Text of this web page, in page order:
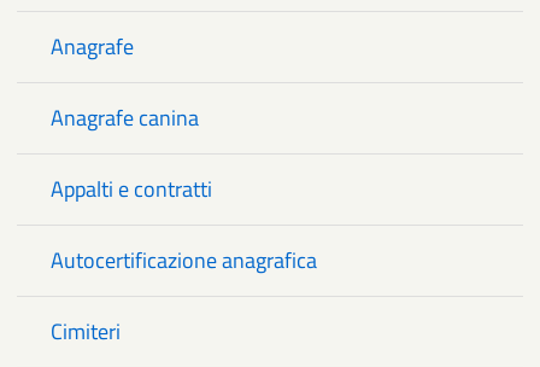
Anagrafe
Anagrafe canina
Appalti e contratti
Autocertificazione anagrafica
Cimiteri